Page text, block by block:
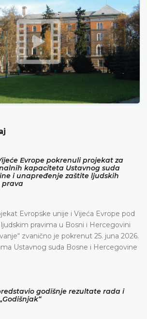
Evrope pokrenuli projekat za
kapaciteta Ustavnog suda
i unapređenje zaštite ljudskih
prava
Evropske unije i Vijeća Evrope pod
pravima u Bosni i Hercegovini
zvanično je pokrenut 25. juna 2026.
Ustavnog suda Bosne i Hercegovine
godišnje rezultate rada i